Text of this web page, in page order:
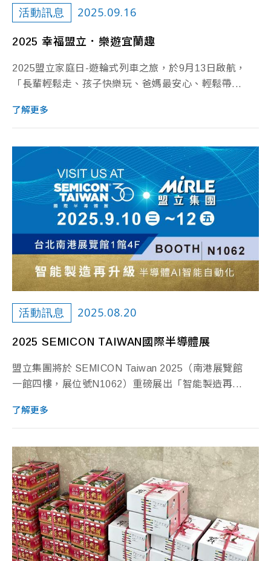
活動訊息 2025.09.16
2025 幸福盟立．樂遊宜蘭趣
2025盟立家庭日-遊輪式列車之旅，於9月13日啟航，
「長輩輕鬆走、孩子快樂玩、爸媽最安心、輕鬆帶...
了解更多
活動訊息 2025.08.20
2025 SEMICON TAIWAN國際半導體展
盟立集團將於 SEMICON Taiwan 2025（南港展覽館
一館四樓，展位號N1062）重磅展出「智能製造再...
了解更多